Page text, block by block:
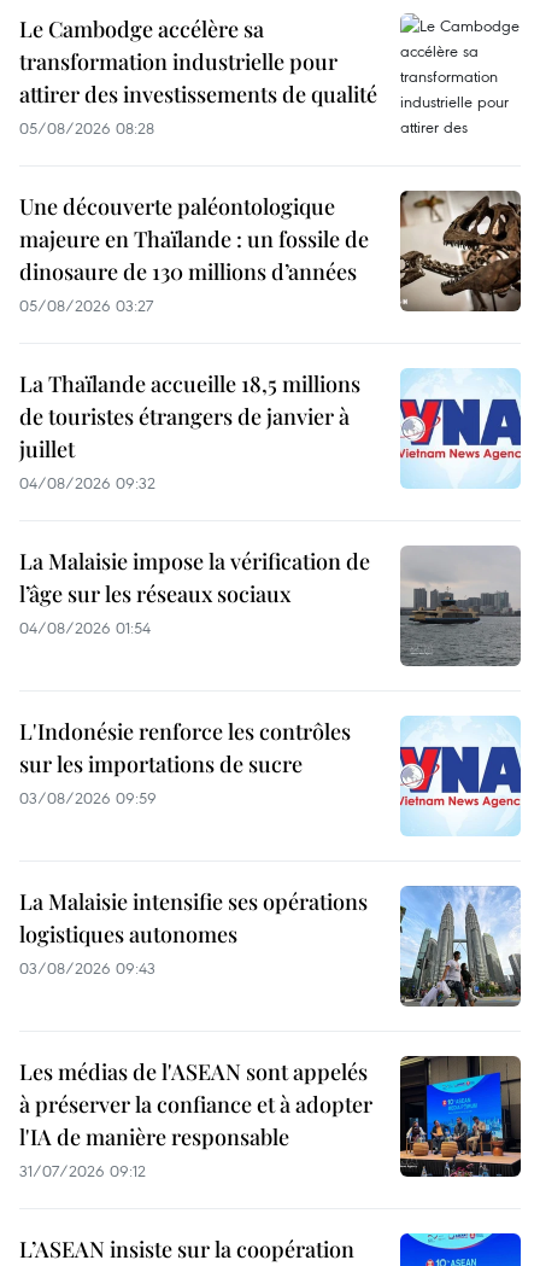
Le Cambodge accélère sa
transformation industrielle pour
attirer des investissements de qualité
05/08/2026 08:28
Une découverte paléontologique
majeure en Thaïlande : un fossile de
dinosaure de 130 millions d’années
05/08/2026 03:27
La Thaïlande accueille 18,5 millions
de touristes étrangers de janvier à
juillet
04/08/2026 09:32
La Malaisie impose la vérification de
l’âge sur les réseaux sociaux
04/08/2026 01:54
L'Indonésie renforce les contrôles
sur les importations de sucre
03/08/2026 09:59
La Malaisie intensifie ses opérations
logistiques autonomes
03/08/2026 09:43
Les médias de l'ASEAN sont appelés
à préserver la confiance et à adopter
l'IA de manière responsable
31/07/2026 09:12
L’ASEAN insiste sur la coopération